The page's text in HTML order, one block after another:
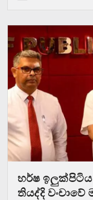
හර්ෂ ඉලුක්පිටිය
තියද්දි